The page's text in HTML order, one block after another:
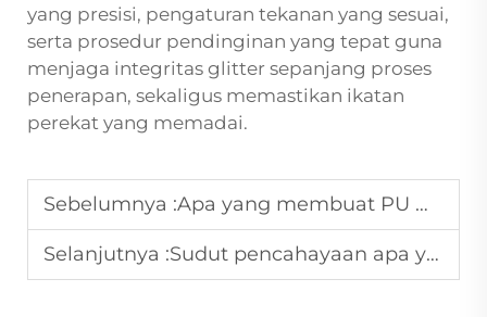
yang presisi, pengaturan tekanan yang sesuai,
serta prosedur pendinginan yang tepat guna
menjaga integritas glitter sepanjang proses
penerapan, sekaligus memastikan ikatan
perekat yang memadai.
Sebelumnya :Apa yang membuat PU HTV ideal untuk aplikasi dengan sentuhan lembut?
Selanjutnya :Sudut pencahayaan apa yang paling baik untuk memperlihatkan pergeseran warna chameleon HTV?